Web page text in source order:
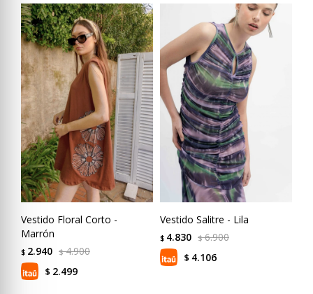
Vestido Floral Corto -
Marrón
$ 2.940 $ 4.900
$ 2.499
Vestido Salitre - Lila
$ 4.830 $ 6.900
$ 4.106